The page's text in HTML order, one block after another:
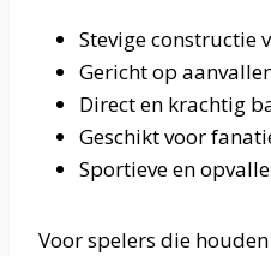
Stevige constructie
Gericht op
Direct en krachtig
Geschikt voor
Sportieve en
Voor spelers die